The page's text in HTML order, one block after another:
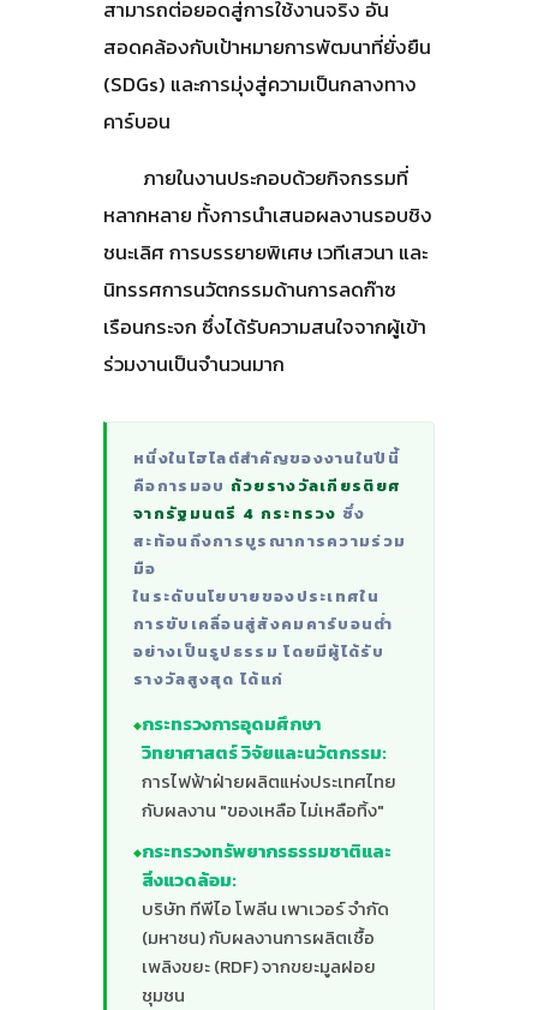
สามารถต่อยอดสู่การใช้งานจริง อัน
สอดคล้องกับเป้าหมายการพัฒนาที่ยั่งยืน
(SDGs) และการมุ่งสู่ความเป็นกลางทาง
คาร์บอน
ภายในงานประกอบด้วยกิจกรรมที่
หลากหลาย ทั้งการนำเสนอผลงานรอบชิง
ชนะเลิศ การบรรยายพิเศษ เวทีเสวนา และ
นิทรรศการนวัตกรรมด้านการลดก๊าซ
เรือนกระจก ซึ่งได้รับความสนใจจากผู้เข้า
ร่วมงานเป็นจำนวนมาก
หนึ่งในไฮไลต์สำคัญของงานในปีนี้
คือการมอบ ถ้วยรางวัลเกียรติยศ
จากรัฐมนตรี 4 กระทรวง ซึ่ง
สะท้อนถึงการบูรณาการความร่วม
มือ
ในระดับนโยบายของประเทศใน
การขับเคลื่อนสู่สังคมคาร์บอนต่ำ
อย่างเป็นรูปธรรม โดยมีผู้ได้รับ
รางวัลสูงสุด ได้แก่
กระทรวงการอุดมศึกษา
วิทยาศาสตร์ วิจัยและนวัตกรรม:
การไฟฟ้าฝ่ายผลิตแห่งประเทศไทย
กับผลงาน "ของเหลือ ไม่เหลือทิ้ง"
กระทรวงทรัพยากรธรรมชาติและ
สิ่งแวดล้อม:
บริษัท ทีพีไอ โพลีน เพาเวอร์ จำกัด
(มหาชน) กับผลงานการผลิตเชื้อ
เพลิงขยะ (RDF) จากขยะมูลฝอย
ชุมชน